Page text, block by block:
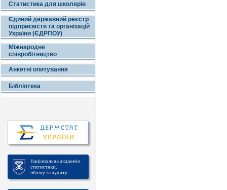
Статистика для школярів
Єдиний державний реєстр
підприємств та організацій
України (ЄДРПОУ)
Міжнародне
співробітництво
Анкетні опитування
Бібліотека